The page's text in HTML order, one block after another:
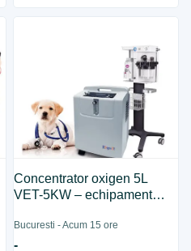
Concentrator oxigen 5L
VET-5KW – echipament
Bucuresti - Acum 15 ore
-